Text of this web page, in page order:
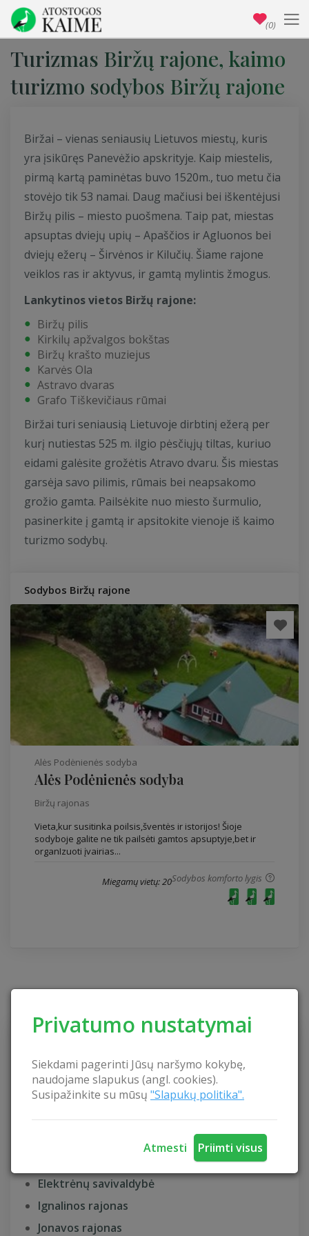
Privatumo nustatymai
Siekdami pagerinti Jūsų naršymo kokybę,
naudojame slapukus (angl. cookies).
Susipažinkite su mūsų "Slapukų politika".
Atmesti Priimti visus
Turizmas Biržų rajone, kaimo
turizmo sodybos Biržų rajone
Biržai – vienas seniausių Lietuvos miestų, kuris
yra įsikūręs Panevėžio apskrityje. Kaip miestelis,
pirmą kartą paminėtas buvo 1520m., tuo metu čia
stovėjo tik 53 namai. Daug mačiusi bei iškentėjusi
Biržų pilis – miesto puošmena. Taip pat, miestas
apsuptas dviejų upių – Apaščios ir Agluonos bei
dviejų ežerų – Širvėnos ir Kilučių. Šiame rajone
veiklos ras ir aktyvus, ir gamtą mylintis žmogus.
Lankytinos vietos Biržų rajone:
Biržų pilis
Kirkilų apžvalgos bokštas
Biržų krašto muziejus
Karvės Ola
Astravo dvaras
Grafo Tiškevičiaus rūmai
Biržai turi seniausią Lietuvoje dirbtinį ežerą per
kurį nutiestas 525 m. ilgio pėsčiųjų tiltas, kuriuo
eidami galėsite grožėtis Atravo dvaru. Šis miestas
garsėja savo pilimis, rūmais bei neapsakomo
grožio gamta. Pailsėkite nuo miesto šurmulio,
pasinerkite į gamtą ir apsitokite vienoje iš kaimo
turizmo sodybų.
Sodybos Biržų rajone
Alės Podėnienės sodyba
Alės Podėnienės sodyba
Biržų rajonas
Vieta,kur susitinka poilsis,šventės ir istorijos! Šioje
sodyboje galite ne tik pailsėti gamtos apsuptyje,bet ir
organIzuoti įvairias...
Sodybos komforto lygis
Miegamų vietų: 20
Alytaus rajonas
Anykščių rajonas
Birštono savivaldybė
Elektrėnų savivaldybė
Ignalinos rajonas
Jonavos rajonas
(0)